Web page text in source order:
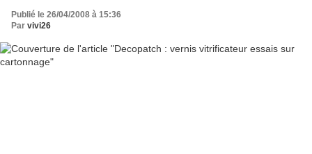
Publié le 26/04/2008 à 15:36
Par vivi26